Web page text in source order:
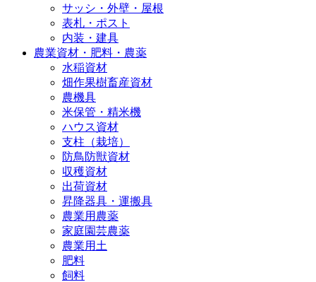
サッシ・外壁・屋根
表札・ポスト
内装・建具
農業資材・肥料・農薬
水稲資材
畑作果樹畜産資材
農機具
米保管・精米機
ハウス資材
支柱（栽培）
防鳥防獣資材
収穫資材
出荷資材
昇降器具・運搬具
農業用農薬
家庭園芸農薬
農業用土
肥料
飼料